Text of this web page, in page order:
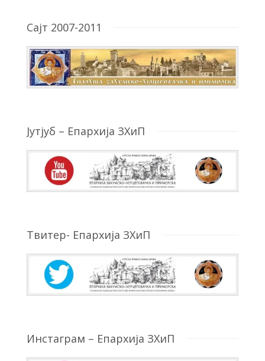
Сајт 2007-2011
Јутјуб – Епархија ЗХиП
Твитер- Епархија ЗХиП
Инстаграм – Епархија ЗХиП